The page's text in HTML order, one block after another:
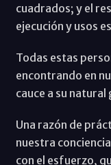
cuadrados; y el
ejecución y usos
Todas estas
encontrando en
cauce a su
Una razón de
nuestra
con el esfuerzo,